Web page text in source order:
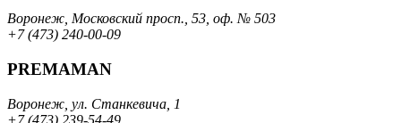
Воронеж, Московский просп., 53, оф. № 503
+7 (473) 240-00-09
PREMAMAN
Воронеж, ул. Станкевича, 1
+7 (473) 239-54-49